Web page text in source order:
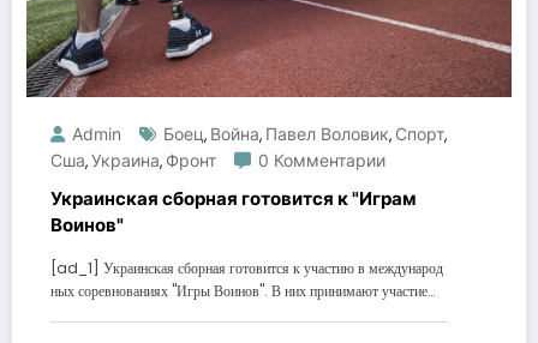
Admin Боец, Война, Павел Воловик, Спорт,
Сша,Украина, Фронт 0 Комментарии
Украинская сборная готовится к "Играм
Воинов"
[ad_1] Украинская сборная готовится к участию в международ
ных соревнованиях "Игры Воинов". В них принимают участие…